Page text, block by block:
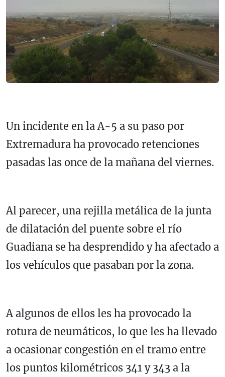
Un incidente en la A-5 a su paso por
Extremadura ha provocado retenciones
pasadas las once de la mañana del viernes.
Al parecer, una rejilla metálica de la junta
de dilatación del puente sobre el río
Guadiana se ha desprendido y ha afectado a
los vehículos que pasaban por la zona.
A algunos de ellos les ha provocado la
rotura de neumáticos, lo que les ha llevado
a ocasionar congestión en el tramo entre
los puntos kilométricos 341 y 343 a la